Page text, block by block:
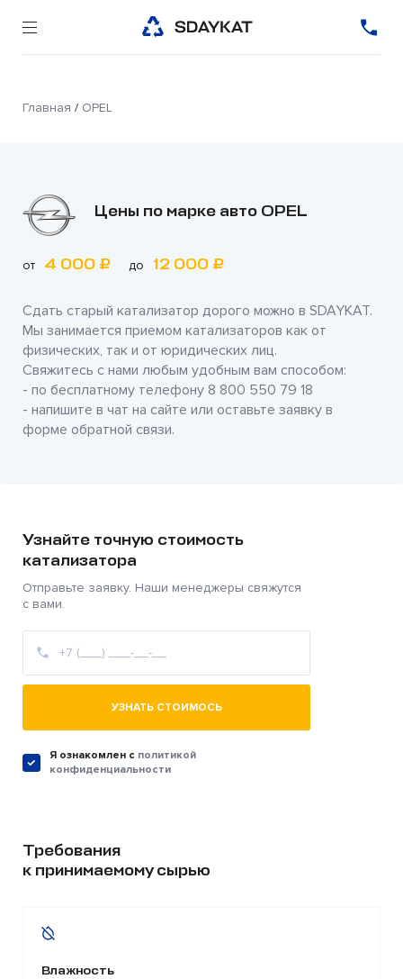
Главная / OPEL
Цены по марке авто OPEL
от 4 000 ₽ до 12 000 ₽
Сдать старый катализатор дорого можно в SDAYKAT.
Мы занимается приемом катализаторов как от
физических, так и от юридических лиц.
Свяжитесь с нами любым удобным вам способом:
- по бесплатному телефону 8 800 550 79 18
- напишите в чат на сайте или оставьте заявку в
форме обратной связи.
Узнайте точную стоимость
катализатора
Отправьте заявку. Наши менеджеры свяжутся
с вами.
УЗНАТЬ СТОИМОСЬ
Я ознакомлен c политикой
конфиденциальности
Требования
к принимаемому сырью
Влажность